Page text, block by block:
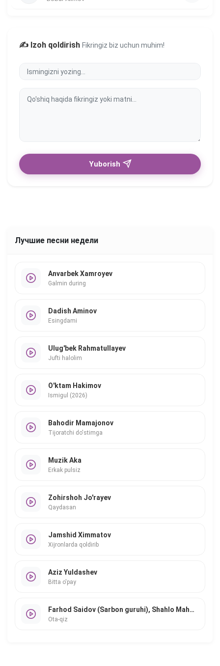
✍️ Izoh qoldirish Fikringiz biz uchun muhim!
Yuborish
Лучшие песни недели
Anvarbek Xamroyev
Galmin during
Dadish Aminov
Esingdami
Ulug'bek Rahmatullayev
Jufti halolim
O'ktam Hakimov
Ismigul (2026)
Bahodir Mamajonov
Tijoratchi do'stimga
Muzik Aka
Erkak pulsiz
Zohirshoh Jo'rayev
Qaydasan
Jamshid Ximmatov
Xijronlarda qoldirib
Aziz Yuldashev
Bitta o'pay
Farhod Saidov (Sarbon guruhi), Shahlo Mahmudova
Ota-qiz